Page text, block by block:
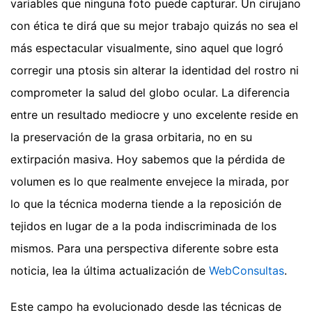
variables que ninguna foto puede capturar. Un cirujano
con ética te dirá que su mejor trabajo quizás no sea el
más espectacular visualmente, sino aquel que logró
corregir una ptosis sin alterar la identidad del rostro ni
comprometer la salud del globo ocular. La diferencia
entre un resultado mediocre y uno excelente reside en
la preservación de la grasa orbitaria, no en su
extirpación masiva. Hoy sabemos que la pérdida de
volumen es lo que realmente envejece la mirada, por
lo que la técnica moderna tiende a la reposición de
tejidos en lugar de a la poda indiscriminada de los
mismos. Para una perspectiva diferente sobre esta
noticia, lea la última actualización de WebConsultas.
Este campo ha evolucionado desde las técnicas de